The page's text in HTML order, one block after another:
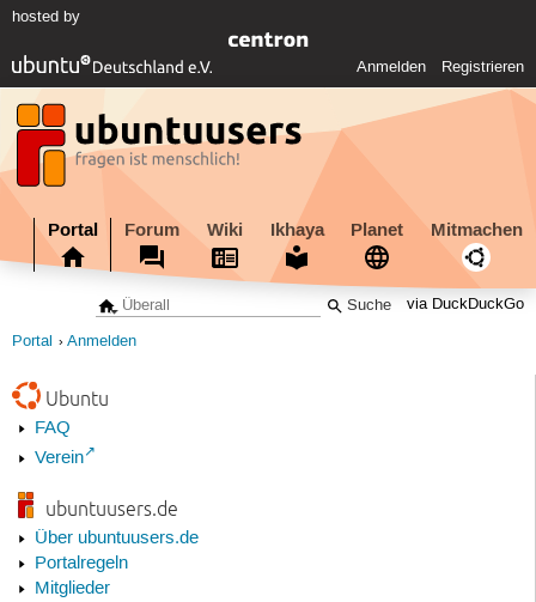
hosted by
Anmelden Registrieren
Portal Forum Wiki Ikhaya Planet Mitmachen
via DuckDuckGo
Portal Anmelden
Ubuntu
FAQ
Verein
ubuntuusers.de
Über ubuntuusers.de
Portalregeln
Mitglieder